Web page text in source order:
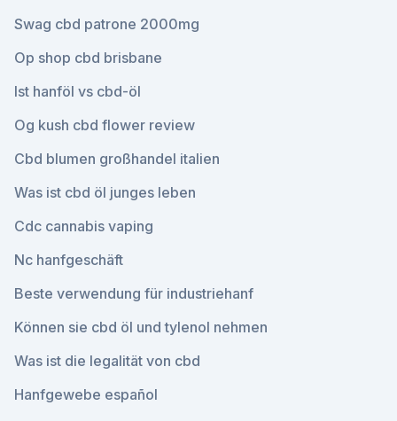
Swag cbd patrone 2000mg
Op shop cbd brisbane
Ist hanföl vs cbd-öl
Og kush cbd flower review
Cbd blumen großhandel italien
Was ist cbd öl junges leben
Cdc cannabis vaping
Nc hanfgeschäft
Beste verwendung für industriehanf
Können sie cbd öl und tylenol nehmen
Was ist die legalität von cbd
Hanfgewebe español